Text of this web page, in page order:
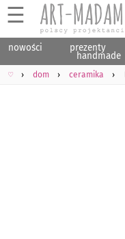
☰
nowości prezenty
handmade
♡ dom ceramika